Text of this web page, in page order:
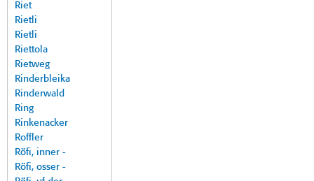
Riet
Rietli
Rietli
Riettola
Rietweg
Rinderbleika
Rinderwald
Ring
Rinkenacker
Roffler
Röfi, inner -
Röfi, osser -